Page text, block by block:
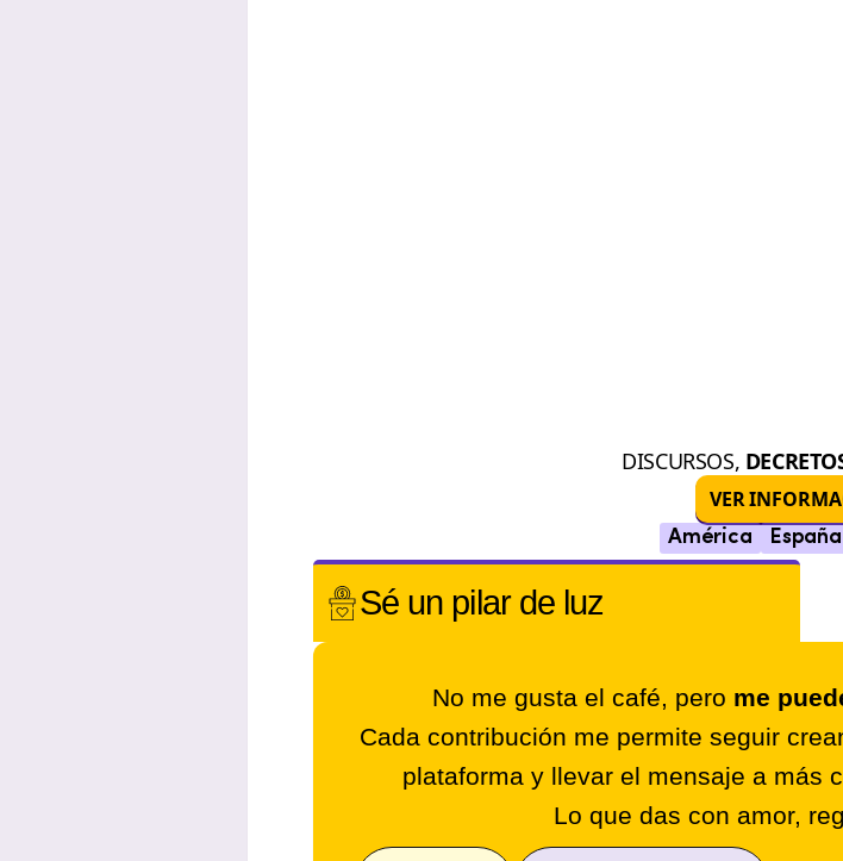
DISCURSOS,
VER
América España
Sé un pilar de luz
No me gusta el café, pero me
Cada contribución me permite seguir
plataforma y llevar el mensaje a más
Lo que das con amor,